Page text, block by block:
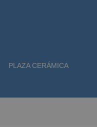
PLAZA CERÁMICA